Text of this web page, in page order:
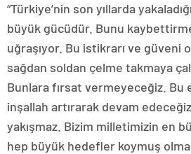
“Türkiye’nin son yıllarda
büyük gücüdür. Bunu
uğraşıyor. Bu istikrarı ve güveni
sağdan soldan çelme takmaya
Bunlara fırsat vermeyeceğiz. Bu
inşallah artırarak devam
yakışmaz. Bizim milletimizin en
hep büyük hedefler koymuş